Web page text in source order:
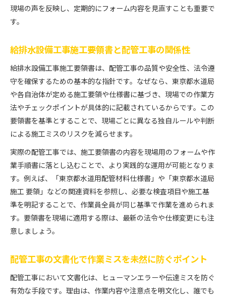
東京都水道局仕様に準拠した手順書の作成術
配管工事の現場に合った手順書ひな形の選び方
作業手順書ひな形が現場にもたらす利点
東京都水道局の仕様を守る配管工事実務
東京都水道局仕様で配管工事を進める基本
水道用配管材料仕様書の要点と配管工事の関係
配管工事作業手順書で仕様遵守を徹底する方法
配管工事現場で活かす東京都水道局の指針
配管工事における塗装仕様のポイント解説
配管工事における手順書活用の実際と効果
配管工事手順書が現場安全に果たす役割とは
作業手順書活用が配管工事品質を向上させる理由
施工要領書や計画書を現場で活かす実践例
東京都水道局仕様反映の手順書運用ポイント
現場の声を反映し、定期的にフォーム内容を見直すことも重要で
す。
給排水設備工事施工要領書と配管工事の関係性
給排水設備工事施工要領書は、配管工事の品質や安全性、法令遵
守を確保するための基本的な指針です。なぜなら、東京都水道局
や各自治体が定める施工要領や仕様書に基づき、現場での作業方
法やチェックポイントが具体的に記載されているからです。この
要領書を基準とすることで、現場ごとに異なる独自ルールや判断
による施工ミスのリスクを減らせます。
実際の配管工事では、施工要領書の内容を現場用のフォームや作
業手順書に落とし込むことで、より実践的な運用が可能となりま
す。例えば、「東京都水道用配管材料仕様書」や「東京都水道局
施工 要領」などの関連資料を参照し、必要な検査項目や施工基
準を明記することで、作業員全員が同じ基準で作業を進められま
す。要領書を現場に適用する際は、最新の法令や仕様変更にも注
意しましょう。
配管工事の文書化で作業ミスを未然に防ぐポイント
配管工事において文書化は、ヒューマンエラーや伝達ミスを防ぐ
有効な手段です。理由は、作業内容や注意点を明文化し、誰でも